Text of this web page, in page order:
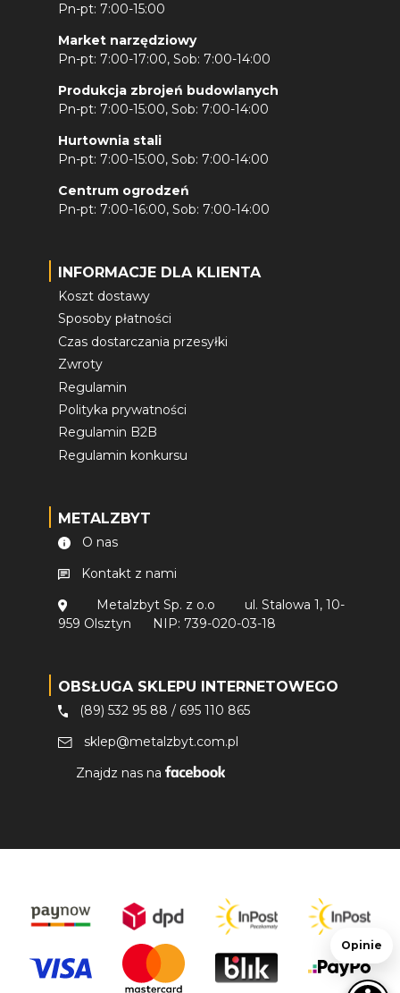
Pn-pt: 7:00-15:00
Market narzędziowy
Pn-pt: 7:00-17:00, Sob: 7:00-14:00
Produkcja zbrojeń budowlanych
Pn-pt: 7:00-15:00, Sob: 7:00-14:00
Hurtownia stali
Pn-pt: 7:00-15:00, Sob: 7:00-14:00
Centrum ogrodzeń
Pn-pt: 7:00-16:00, Sob: 7:00-14:00
INFORMACJE DLA KLIENTA
Koszt dostawy
Sposoby płatności
Czas dostarczania przesyłki
Zwroty
Regulamin
Polityka prywatności
Regulamin B2B
Regulamin konkursu
METALZBYT
O nas
Kontakt z nami
Metalzbyt Sp. z o.o
ul. Stalowa 1, 10-
959 Olsztyn
NIP: 739-020-03-18
OBSŁUGA SKLEPU INTERNETOWEGO
(89) 532 95 88 / 695 110 865
sklep@metalzbyt.com.pl
Znajdz nas na
Opinie